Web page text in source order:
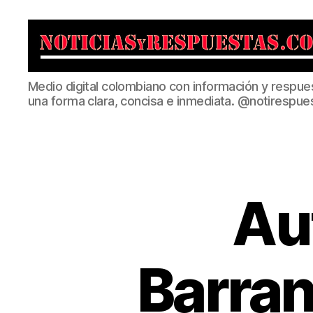
Noticias
y
Respuestas
Medio digital colombiano con información y
una forma clara, concisa e inmediata.